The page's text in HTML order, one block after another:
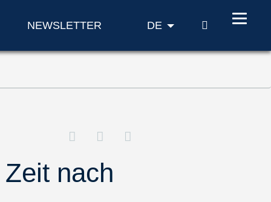
NEWSLETTER DE SUCHE
nach